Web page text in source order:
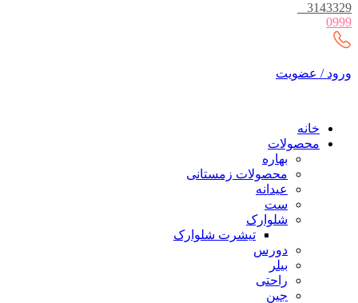
3143329
0999
ورود / عضویت
خانه
محصولات
بهاره
محصولات زمستانی
عیدانه
ست
شلوارک
تیشرت شلوارک
دورس
بیلر
راحتی
جین